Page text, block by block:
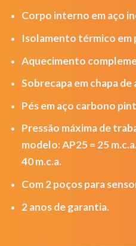
Corpo interno em aço
Isolamento térmico
Aquecimento
Sobrecapa em chapa de
Pés em aço carbono
Pressão máxima de
modelo: AP25 = 25
40 m.c.a.
Com 2 poços para
2 anos de garantia.